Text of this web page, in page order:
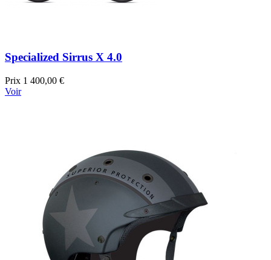
Specialized Sirrus X 4.0
Prix 1 400,00 €
Voir